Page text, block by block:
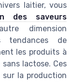
laitier, vous
des saveurs
dimension
tendances de
les produits à
lactose. Ces
la production